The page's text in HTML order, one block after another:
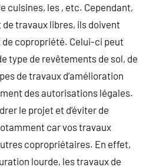
cuisines, les , etc. Cependant,
de travaux libres, ils doivent
copropriété. Celui-ci peut
type de revêtements de sol, de
de travaux d’amélioration
des autorisations légales.
le projet et d’éviter de
car vos travaux
copropriétaires. En effet,
lourde, les travaux de